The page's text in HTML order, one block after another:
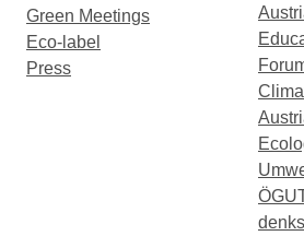
Green Meetings
Eco-label
Press